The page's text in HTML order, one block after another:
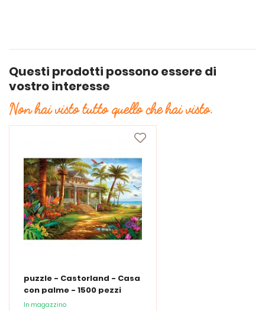
Questi prodotti possono essere di
vostro interesse
Non hai visto tutto quello che hai visto.
puzzle - Castorland - Casa
con palme - 1500 pezzi
In magazzino